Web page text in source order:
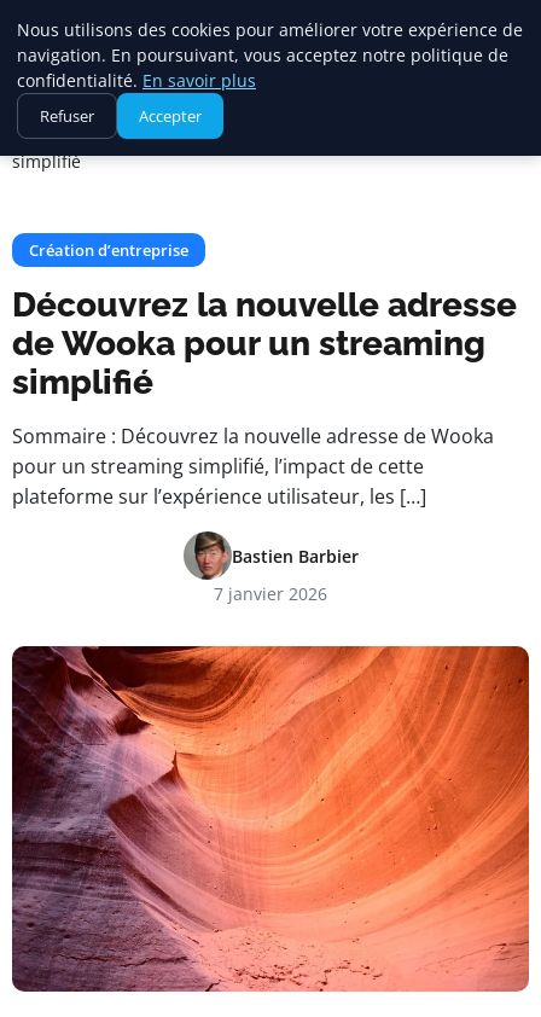
Maadi Gazette
Accueil
Création d’entreprise
Découvrez la nouvelle adresse de Wooka pour un streaming
simplifié
Création d’entreprise
Découvrez la nouvelle adresse
de Wooka pour un streaming
simplifié
Sommaire : Découvrez la nouvelle adresse de Wooka
pour un streaming simplifié, l’impact de cette
plateforme sur l’expérience utilisateur, les […]
Bastien Barbier
7 janvier 2026
Nous utilisons des cookies pour améliorer votre expérience de
navigation. En poursuivant, vous acceptez notre politique de
confidentialité. En savoir plus
Refuser Accepter